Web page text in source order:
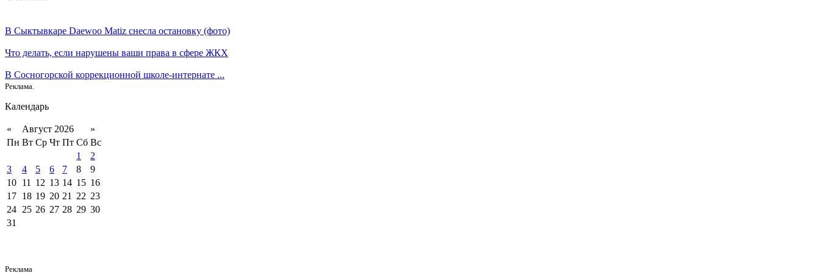
В Сыктывкаре Daewoo Matiz снесла остановку (фото)
Что делать, если нарушены ваши права в сфере ЖКХ
В Сосногорской коррекционной школе-интернате ...
Реклама.
Календарь
« Август 2026
»
Пн Вт Ср Чт Пт Сб Вс
1
2
3
4 5 6 7 8
9
10 11 12 13 14 15 16
17 18 19 20 21 22 23
24 25 26 27 28 29 30
31
Реклама